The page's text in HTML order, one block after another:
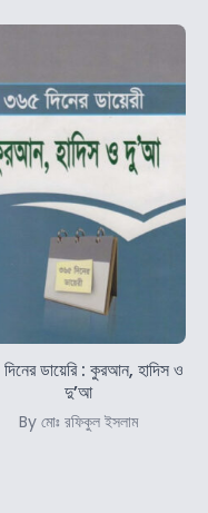
ডায়েরি : কুরআন, হাদিস ও
দু’আ
By মোঃ রফিকুল ইসলাম